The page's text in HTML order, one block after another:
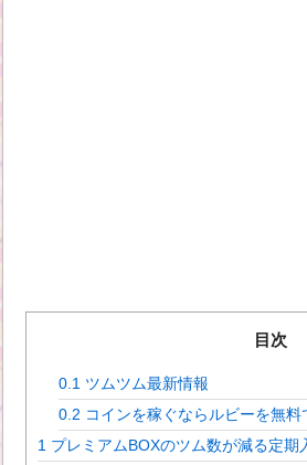
目次
0.1 ツムツム最新情報
0.2 コインを稼ぐならルビーを無
1 プレミアムBOXのツム数が減る定期